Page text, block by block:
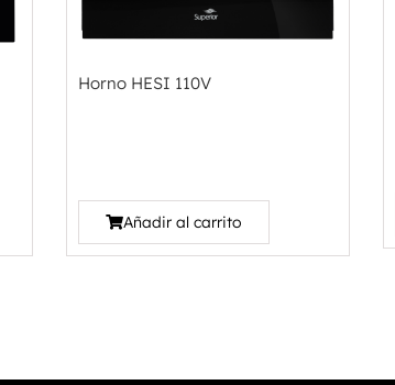
Horno HESI 110V
Añadir al carrito